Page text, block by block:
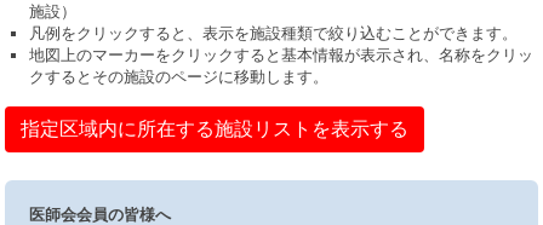
施設）
凡例をクリックすると、表示を施設種類で絞り込むことができます。
地図上のマーカーをクリックすると基本情報が表示され、名称をクリッ
クするとその施設のページに移動します。
指定区域内に所在する施設リストを表示する
医師会会員の皆様へ